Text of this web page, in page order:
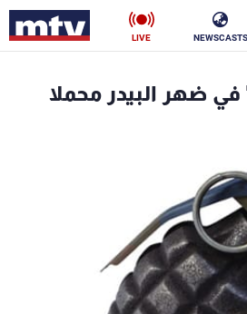
NEWSCASTS
LIVE
ضهر البيدر محملا
فن
رياضة